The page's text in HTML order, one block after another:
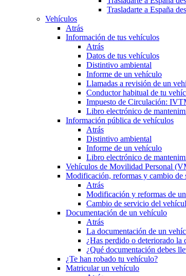
Trasladarte a España
Vehículos
Atrás
Información de tus vehículos
Atrás
Datos de tus vehículos
Distintivo ambiental
Informe de un vehículo
Llamadas a revisión de un
Conductor habitual de tu
Impuesto de Circulación:
Libro electrónico de
Información pública de vehículos
Atrás
Distintivo ambiental
Informe de un vehículo
Libro electrónico de
Vehículos de Movilidad Personal
Modificación, reformas y cambio de
Atrás
Modificación y reformas de
Cambio de servicio del
Documentación de un vehículo
Atrás
La documentación de un
¿Has perdido o deteriorado la
¿Qué documentación debes
¿Te han robado tu vehículo?
Matricular un vehículo